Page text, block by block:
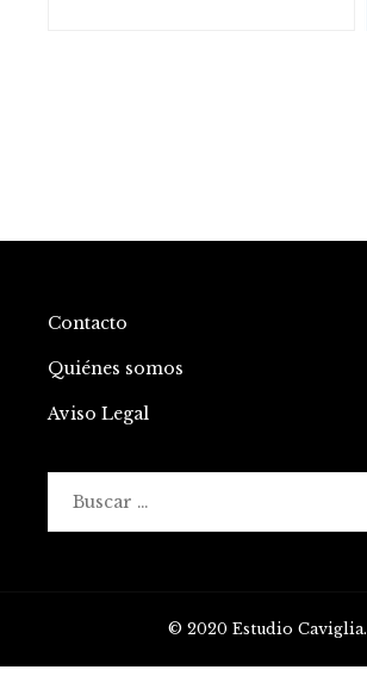
Contacto
Quiénes somos
Aviso Legal
© 2020 Estudio Caviglia.